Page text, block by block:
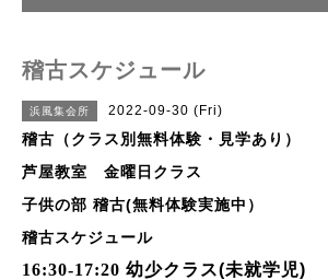
稽古スケジュール
浜風集会所 2022-09-30 (Fri)
稽古（クラス別無料体験・見学あり）
芦屋教室 金曜日クラス
子供の部 稽古(無料体験実施中）
稽古スケジュール
16:30-17:20 幼少クラス(未就学児)